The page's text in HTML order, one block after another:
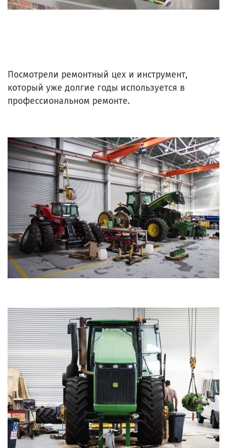
Посмотрели ремонтный цех и инструмент,
который уже долгие годы используется в
профессиональном ремонте.